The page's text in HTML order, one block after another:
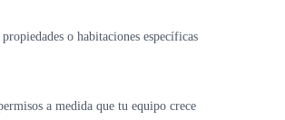
o habitaciones específicas
a medida que tu equipo crece